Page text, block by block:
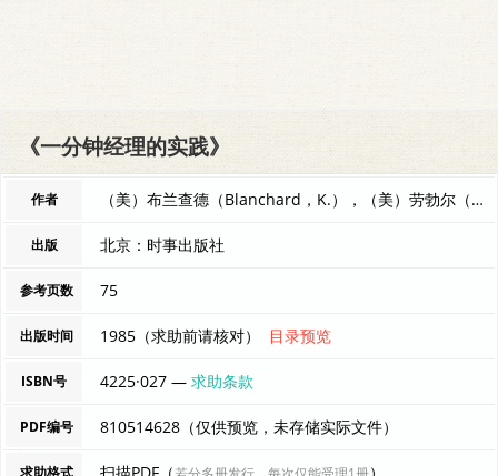
《一分钟经理的实践》
作者 （美）布兰查德（Blanchard，K.），（美）劳勃尔（L 编者
出版 北京：时事出版社
参考页数 75
出版时间 1985（求助前请核对） 目录预览
ISBN号 4225·027 —求助条款
PDF编号 810514628（仅供预览，未存储实际文件）
求助格式